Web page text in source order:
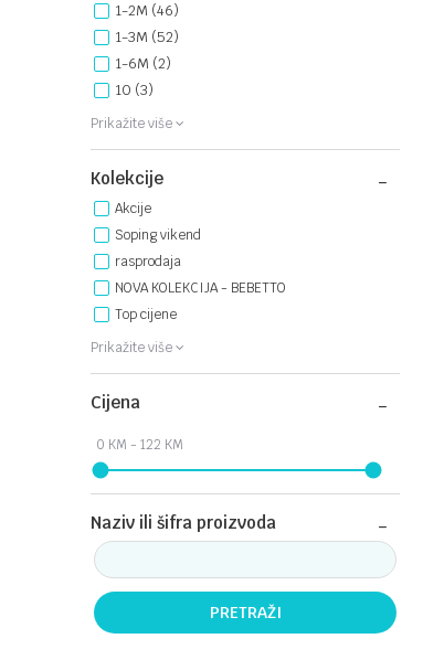
1-2M (46)
1-3M (52)
1-6M (2)
10 (3)
Prikažite više
Kolekcije
Akcije
Soping vikend
rasprodaja
NOVA KOLEKCIJA - BEBETTO
Top cijene
Prikažite više
Cijena
Naziv ili šifra proizvoda
PRETRAŽI